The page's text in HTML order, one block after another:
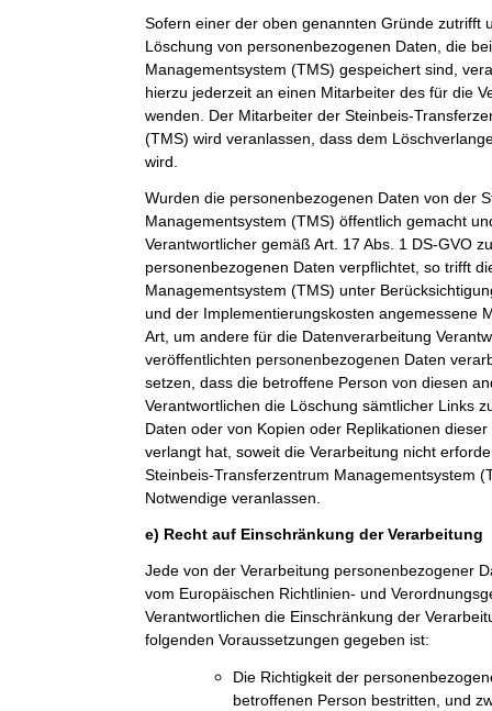
Sofern einer der oben genannten Gründe zutrifft
Löschung von personenbezogenen Daten, die
Managementsystem (TMS) gespeichert sind,
hierzu jederzeit an einen Mitarbeiter des für die
wenden. Der Mitarbeiter der Steinbeis-
(TMS) wird veranlassen, dass dem
wird.
Wurden die personenbezogenen Daten von der
Managementsystem (TMS) öffentlich gemacht
Verantwortlicher gemäß Art. 17 Abs. 1 DS-GVO
personenbezogenen Daten verpflichtet, so trifft
Managementsystem (TMS) unter
und der Implementierungskosten angemessene
Art, um andere für die Datenverarbeitung
veröffentlichten personenbezogenen Daten
setzen, dass die betroffene Person von diesen
Verantwortlichen die Löschung sämtlicher Links
Daten oder von Kopien oder Replikationen
verlangt hat, soweit die Verarbeitung nicht
Steinbeis-Transferzentrum Managementsystem
Notwendige veranlassen.
e) Recht auf Einschränkung der Verarbeitung
Jede von der Verarbeitung personenbezogener
vom Europäischen Richtlinien- und
Verantwortlichen die Einschränkung der
folgenden Voraussetzungen gegeben ist:
Die Richtigkeit der
betroffenen Person bestritten, und